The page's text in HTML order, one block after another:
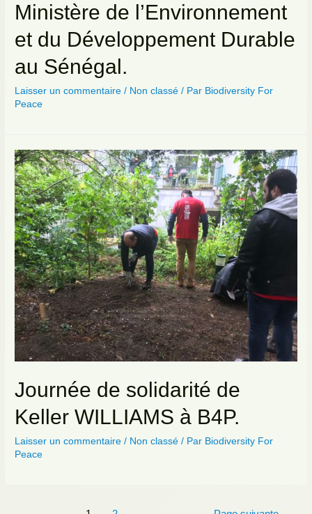
Ministère de l’Environnement
et du Développement Durable
au Sénégal.
Laisser un commentaire / Non classé / Par Biodiversity For
Peace
Journée de solidarité de
Keller WILLIAMS à B4P.
Laisser un commentaire / Non classé / Par Biodiversity For
Peace